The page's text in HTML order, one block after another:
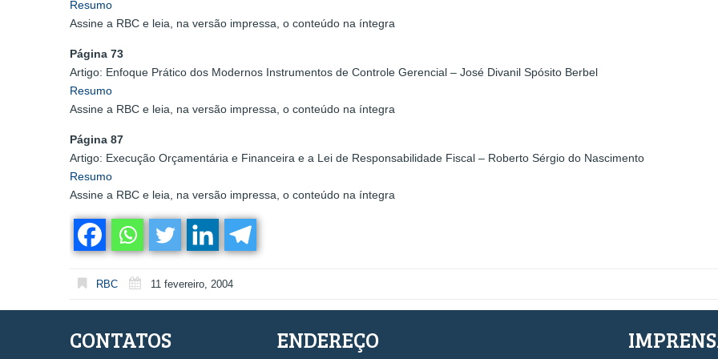
Resumo
Assine a RBC e leia, na versão impressa, o conteúdo na íntegra
Página 73
Artigo: Enfoque Prático dos Modernos Instrumentos de Controle Gerencial – José Divanil Spósito Berbel
Resumo
Assine a RBC e leia, na versão impressa, o conteúdo na íntegra
Página 87
Artigo: Execução Orçamentária e Financeira e a Lei de Responsabilidade Fiscal – Roberto Sérgio do Nascimento
Resumo
Assine a RBC e leia, na versão impressa, o conteúdo na íntegra
RBC 11 fevereiro, 2004
CONTATOS ENDEREÇO